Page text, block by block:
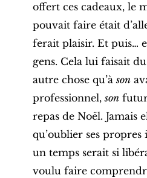
offert ces cadeaux, le
pouvait faire était
ferait plaisir. Et puis…
gens. Cela lui faisait
autre chose qu’àson
professionnel,sonfutur
repas de Noël. Jamais
qu’oublier ses
un temps serait si
voulu faire